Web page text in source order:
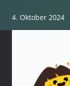
4. Oktober 2024